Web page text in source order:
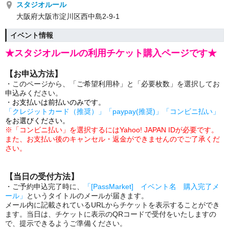
スタジオルール
大阪府大阪市淀川区西中島2-9-1
イベント情報
★スタジオルールの利用チケット購入ページです★
【お申込方法】
・このページから、「ご希望利用枠」と「必要枚数」を選択してお
申込みください。
・ お支払いは前払いのみです。
「クレジットカード（推奨）」「paypay(推奨)」「コンビニ払い」
をお選びください。
※「コンビニ払い」を選択するにはYahoo! JAPAN IDが必要です。
また、 お支払い後のキャンセル・返金ができませんのでご了承くだ
さい。
【当日の受付方法】
・ご予約申込完了時に、
「[PassMarket] イベント名 購入完了メ
ール」
というタイトルのメールが届きます。
メール内に記載されているURLからチケットを表示することができ
ます。当日は、チケットに表示のQRコードで受付をいたしますの
で、提示できるようご準備ください。